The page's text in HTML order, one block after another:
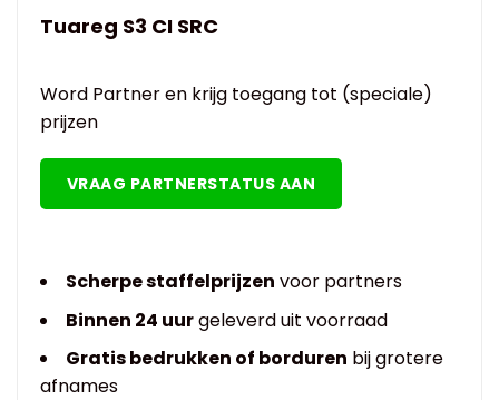
Tuareg S3 CI SRC
Word Partner en krijg toegang tot (speciale)
prijzen
VRAAG PARTNERSTATUS AAN
Scherpe staffelprijzen voor partners
Binnen 24 uurgeleverd uit voorraad
Gratis bedrukken of borduren bij grotere
afnames